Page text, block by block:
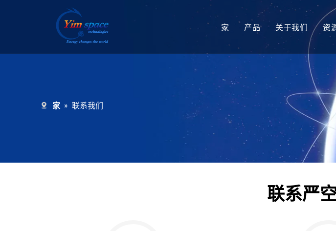
家 产品
太阳能电池
微型太阳能电池
关于我们 资
家 » 联系我们
联系严